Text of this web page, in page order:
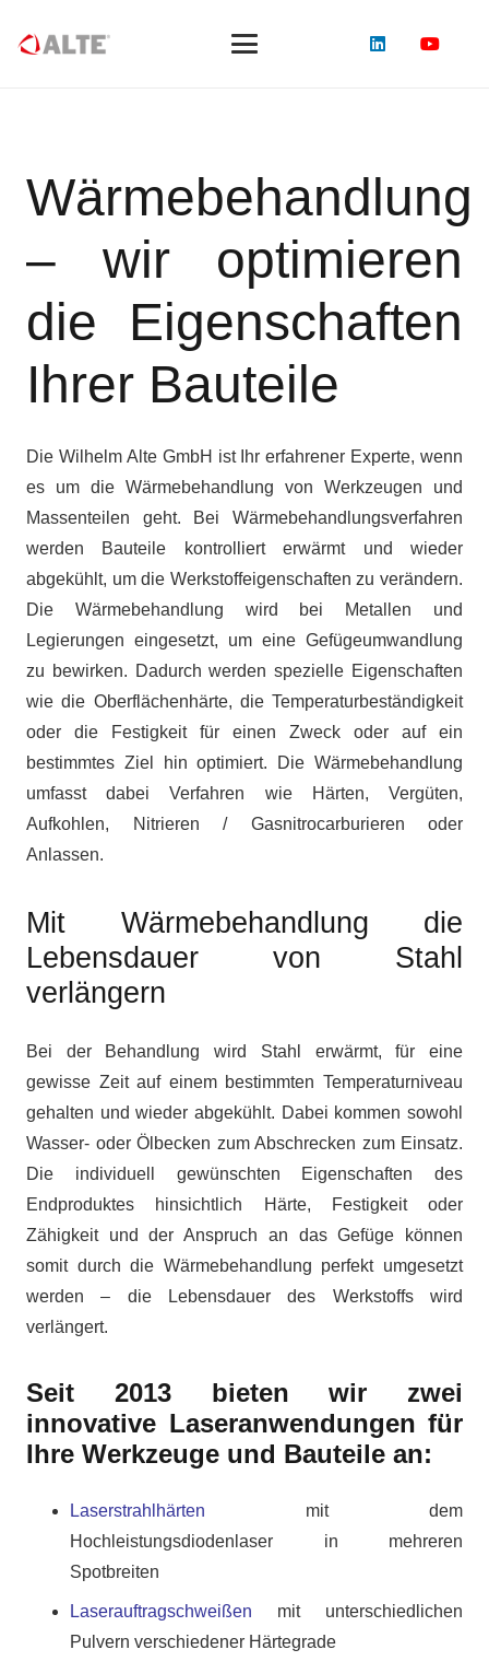
Wärmebehandlung
– wir optimieren
die Eigenschaften
Ihrer Bauteile
Die Wilhelm Alte GmbH ist Ihr erfahrener Experte, wenn
es um die Wärmebehandlung von Werkzeugen und
Massenteilen geht. Bei Wärmebehandlungsverfahren
werden Bauteile kontrolliert erwärmt und wieder
abgekühlt, um die Werkstoffeigenschaften zu verändern.
Die Wärmebehandlung wird bei Metallen und
Legierungen eingesetzt, um eine Gefügeumwandlung
zu bewirken. Dadurch werden spezielle Eigenschaften
wie die Oberflächenhärte, die Temperaturbeständigkeit
oder die Festigkeit für einen Zweck oder auf ein
bestimmtes Ziel hin optimiert. Die Wärmebehandlung
umfasst dabei Verfahren wie Härten, Vergüten,
Aufkohlen, Nitrieren / Gasnitrocarburieren oder
Anlassen.
Mit Wärmebehandlung die
Lebensdauer von Stahl
verlängern
Bei der Behandlung wird Stahl erwärmt, für eine
gewisse Zeit auf einem bestimmten Temperaturniveau
gehalten und wieder abgekühlt. Dabei kommen sowohl
Wasser- oder Ölbecken zum Abschrecken zum Einsatz.
Die individuell gewünschten Eigenschaften des
Endproduktes hinsichtlich Härte, Festigkeit oder
Zähigkeit und der Anspruch an das Gefüge können
somit durch die Wärmebehandlung perfekt umgesetzt
werden – die Lebensdauer des Werkstoffs wird
verlängert.
Seit 2013 bieten wir zwei
innovative Laseranwendungen für
Ihre Werkzeuge und Bauteile an:
Laserstrahlhärten mit dem
Hochleistungsdiodenlaser in mehreren
Spotbreiten
Laserauftragschweißen mit unterschiedlichen
Pulvern verschiedener Härtegrade